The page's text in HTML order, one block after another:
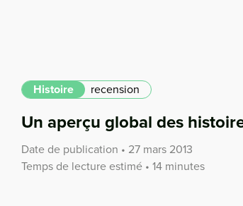
Histoire recension
Un aperçu global des
Date de publication • 27 mars 2013
Temps de lecture estimé • 14 minutes